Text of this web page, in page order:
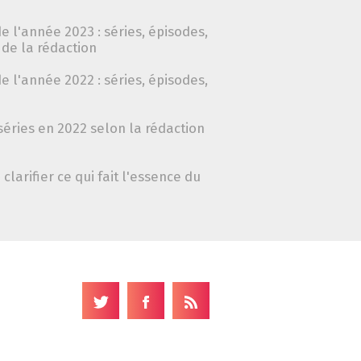
l'année 2023 : séries, épisodes,
la rédaction
l'année 2022 : séries, épisodes,
en 2022 selon la rédaction
clarifier ce qui fait l'essence du